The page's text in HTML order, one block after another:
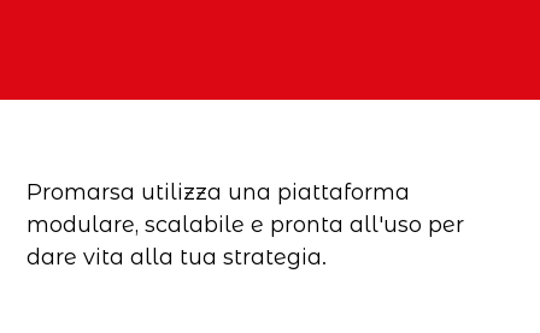
Promarsa utilizza una piattaforma
modulare, scalabile e pronta all'uso per
dare vita alla tua strategia.